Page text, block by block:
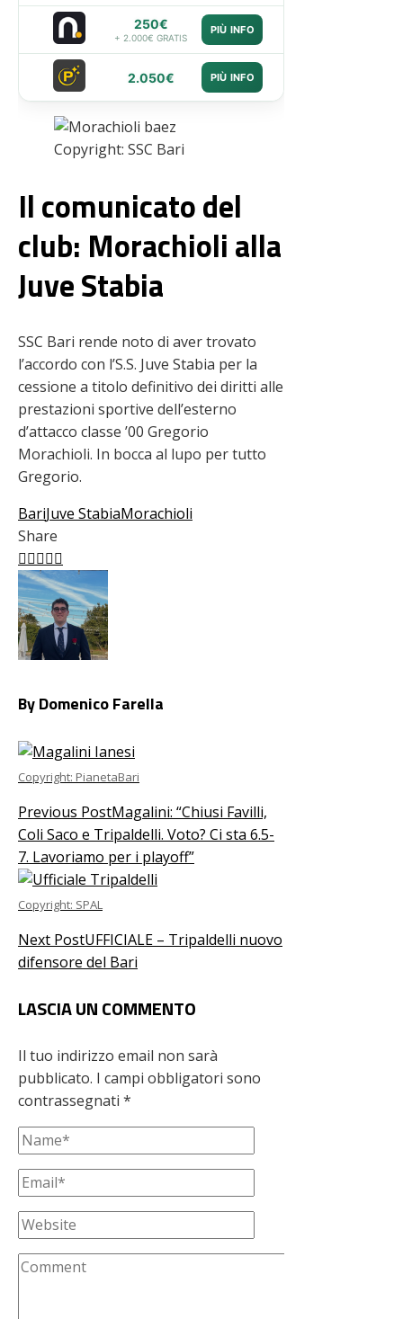
250€
+ 2.000€ GRATIS
PIÙ INFO
2.050€ PIÙ INFO
Copyright: SSC Bari
Il comunicato del
club: Morachioli alla
Juve Stabia
SSC Bari rende noto di aver trovato
l’accordo con l’S.S. Juve Stabia per la
cessione a titolo definitivo dei diritti alle
prestazioni sportive dell’esterno
d’attacco classe ’00 Gregorio
Morachioli. In bocca al lupo per tutto
Gregorio.
BariJuve StabiaMorachioli
Share
Facebook
Twitter
LinkedIn
Pinterest
Stumbleupon
By Domenico Farella
Copyright: PianetaBari
Previous PostMagalini: “Chiusi Favilli,
Coli Saco e Tripaldelli. Voto? Ci sta 6.5-
7. Lavoriamo per i playoff”
Copyright: SPAL
Next PostUFFICIALE – Tripaldelli nuovo
difensore del Bari
LASCIA UN COMMENTO
Il tuo indirizzo email non sarà
pubblicato. I campi obbligatori sono
contrassegnati *